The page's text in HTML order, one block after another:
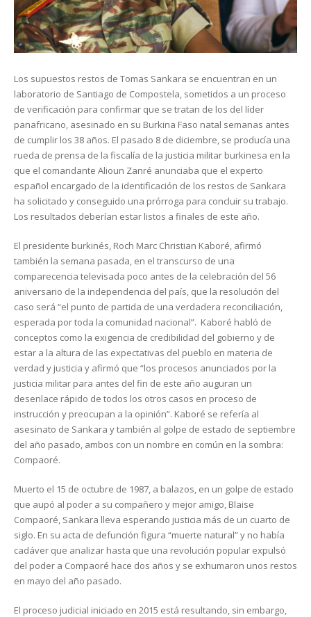
Los supuestos restos de Tomas Sankara se encuentran en un
laboratorio de Santiago de Compostela, sometidos a un proceso
de verificación para confirmar que se tratan de los del líder
panafricano, asesinado en su Burkina Faso natal semanas antes
de cumplir los 38 años. El pasado 8 de diciembre, se producía una
rueda de prensa de la fiscalía de la justicia militar burkinesa en la
que el comandante Alioun Zanré anunciaba que el experto
español encargado de la identificación de los restos de Sankara
ha solicitado y conseguido una prórroga para concluir su trabajo.
Los resultados deberían estar listos a finales de este año.
El presidente burkinés, Roch Marc Christian Kaboré, afirmó
también la semana pasada, en el transcurso de una
comparecencia televisada poco antes de la celebración del 56
aniversario de la independencia del país, que la resolución del
caso será “el punto de partida de una verdadera reconciliación,
esperada por toda la comunidad nacional”. Kaboré habló de
conceptos como la exigencia de credibilidad del gobierno y de
estar a la altura de las expectativas del pueblo en materia de
verdad y justicia y afirmó que “los procesos anunciados por la
justicia militar para antes del fin de este año auguran un
desenlace rápido de todos los otros casos en proceso de
instrucción y preocupan a la opinión”. Kaboré se refería al
asesinato de Sankara y también al golpe de estado de septiembre
del año pasado, ambos con un nombre en común en la sombra:
Compaoré.
Muerto el 15 de octubre de 1987, a balazos, en un golpe de estado
que aupó al poder a su compañero y mejor amigo, Blaise
Compaoré, Sankara lleva esperando justicia más de un cuarto de
siglo. En su acta de defunción figura “muerte natural” y no había
cadáver que analizar hasta que una revolución popular expulsó
del poder a Compaoré hace dos años y se exhumaron unos restos
en mayo del año pasado.
El proceso judicial iniciado en 2015 está resultando, sin embargo,